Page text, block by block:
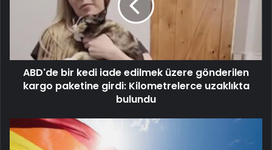
ABD'de bir kedi iade edilmek üzere gönderilen
kargo paketine girdi: Kilometrelerce uzaklıkta
bulundu